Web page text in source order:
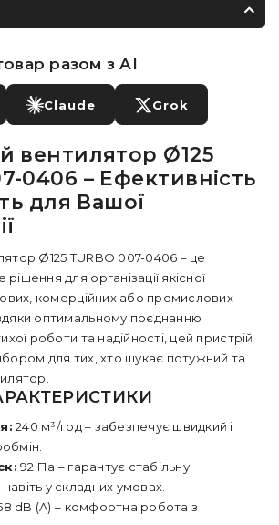
разом з AI
Claude Grok
вентилятор Ø125
0406 – Ефективність
для Вашої
Ø125 TURBO 007-0406 – це
для організації якісної
комерційних або промислових
оптимальному поєднанню
роботи та надійності, цей пристрій
для тих, хто шукає потужний та
240 м³/год – забезпечує швидкий і
92 Па – гарантує стабільну
у складних умовах.
dB (A) – комфортна робота з